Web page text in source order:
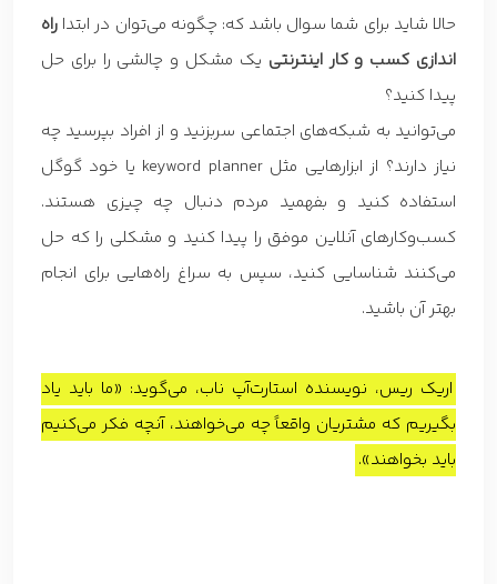
حالا شاید برای شما سوال باشد که: چگونه می‌توان در ابتدا راه
اندازی کسب و کار اینترنتی یک مشکل و چالشی را برای حل
پیدا کنید؟
می‌توانید به شبکه‌های اجتماعی سربزنید و از افراد بپرسید چه
نیاز دارند؟ از ابزارهایی مثل keyword planner یا خود گوگل
استفاده کنید و بفهمید مردم دنبال چه چیزی هستند.
کسب‌وکارهای آنلاین موفق را پیدا کنید و مشکلی را که حل
می‌کنند شناسایی کنید، سپس به سراغ راه‌هایی برای انجام
بهتر آن باشید.
اریک ریس، نویسنده استارت‌آپ ناب، می‌گوید: «ما باید یاد
بگیریم که مشتریان واقعاً چه می‌خواهند، آنچه فکر می‌کنیم
باید بخواهند».